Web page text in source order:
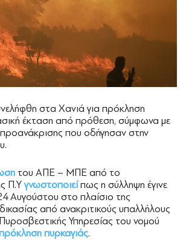
στα Χανιά για πρόκληση
έκταση από πρόθεση, σύμφωνα με
που οδήγησαν στην
του ΑΠΕ – ΜΠΕ από το
Π.Υγνωστοποιεί πως η σύλληψη έγινε
Αυγούστου στο πλαίσιο της
από ανακριτικούς υπαλλήλους
Υπηρεσίας του νομού
πυρκαγιάς.